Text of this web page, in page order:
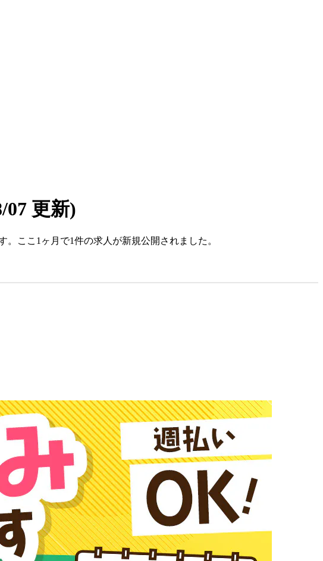
07 更新)
ここ1ヶ月で1件の求人が新規公開されました。